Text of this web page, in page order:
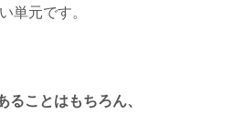
単元です。
ることはもちろん、